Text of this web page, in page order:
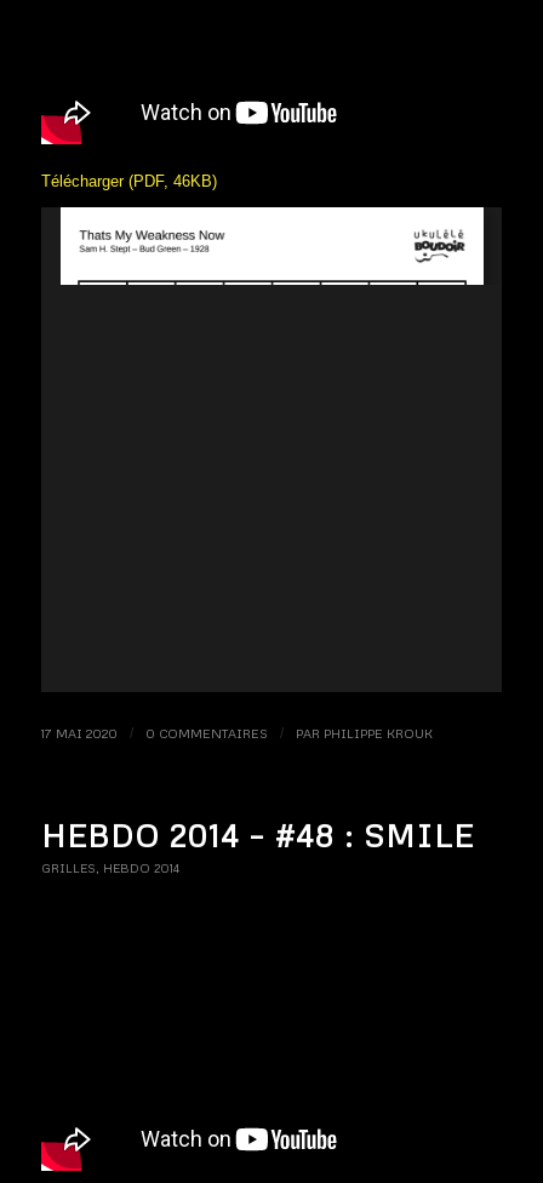
Télécharger (PDF, 46KB)
17 MAI 2020 / 0 COMMENTAIRES / PAR PHILIPPE KROUK
HEBDO 2014 – #48 : SMILE
GRILLES HEBDO 2014